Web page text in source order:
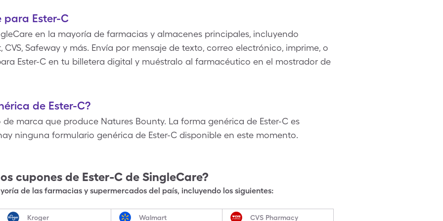
para Ester-C
en la mayoría de farmacias y almacenes principales, incluyendo
CVS, Safeway y más. Envía por mensaje de texto, correo electrónico, imprime, o
Ester-C en tu billetera digital y muéstralo al farmacéutico en el mostrador de
de Ester-C?
marca que produce Natures Bounty. La forma genérica de Ester-C es
ninguna formulario genérica de Ester-C disponible en este momento.
cupones de Ester-C de SingleCare?
de las farmacias y supermercados del país, incluyendo los siguientes:
Kroger Walmart CVS Pharmacy